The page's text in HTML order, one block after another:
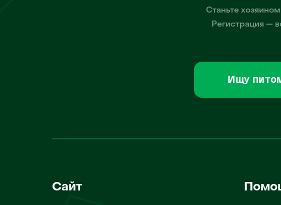
Станьте
Регистрация —
Ищу
Сайт